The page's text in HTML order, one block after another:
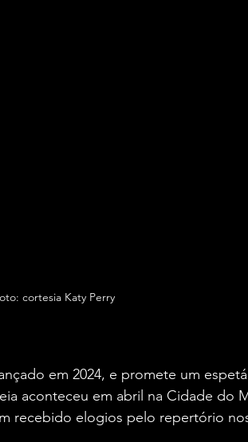
cortesia Katy Perry
em 2024, e promete um
aconteceu em abril na Cidade do
recebido elogios pelo repertório